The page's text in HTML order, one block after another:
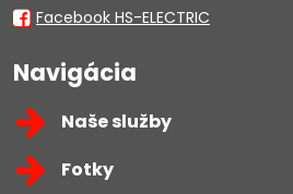
Facebook HS-ELECTRIC
Navigácia
Naše služby
Fotky